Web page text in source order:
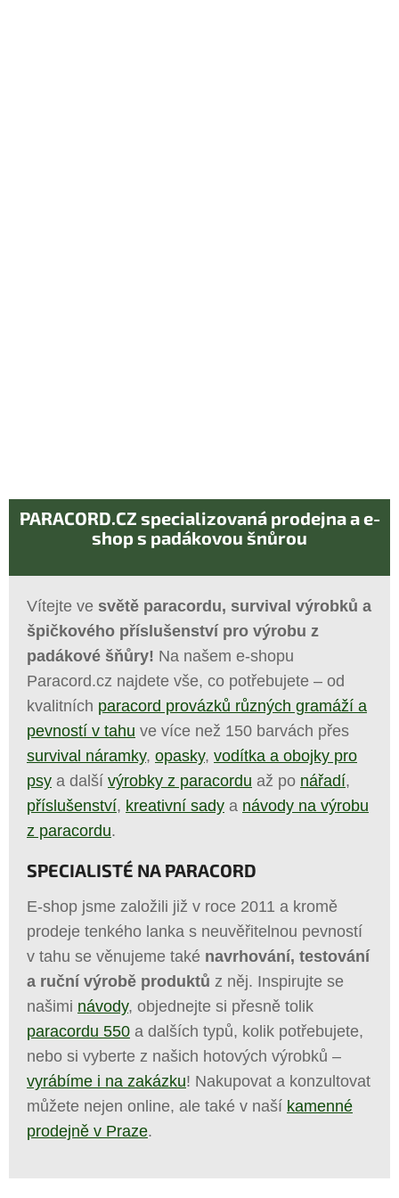
PARACORD.CZ specializovaná prodejna a e-
shop s padákovou šnůrou
Vítejte ve světě paracordu, survival výrobků a
špičkového příslušenství pro výrobu z
padákové šňůry! Na našem e-shopu
Paracord.cz najdete vše, co potřebujete – od
kvalitních paracord provázků různých gramáží a
pevností v tahu ve více než 150 barvách přes
survival náramky, opasky, vodítka a obojky pro
psy a další výrobky z paracordu až po nářadí,
příslušenství, kreativní sady a návody na výrobu
z paracordu.
SPECIALISTÉ NA PARACORD
E-shop jsme založili již v roce 2011 a kromě
prodeje tenkého lanka s neuvěřitelnou pevností
v tahu se věnujeme také navrhování, testování
a ruční výrobě produktů z něj. Inspirujte se
našimi návody, objednejte si přesně tolik
paracordu 550 a dalších typů, kolik potřebujete,
nebo si vyberte z našich hotových výrobků –
vyrábíme i na zakázku! Nakupovat a konzultovat
můžete nejen online, ale také v naší kamenné
prodejně v Praze.